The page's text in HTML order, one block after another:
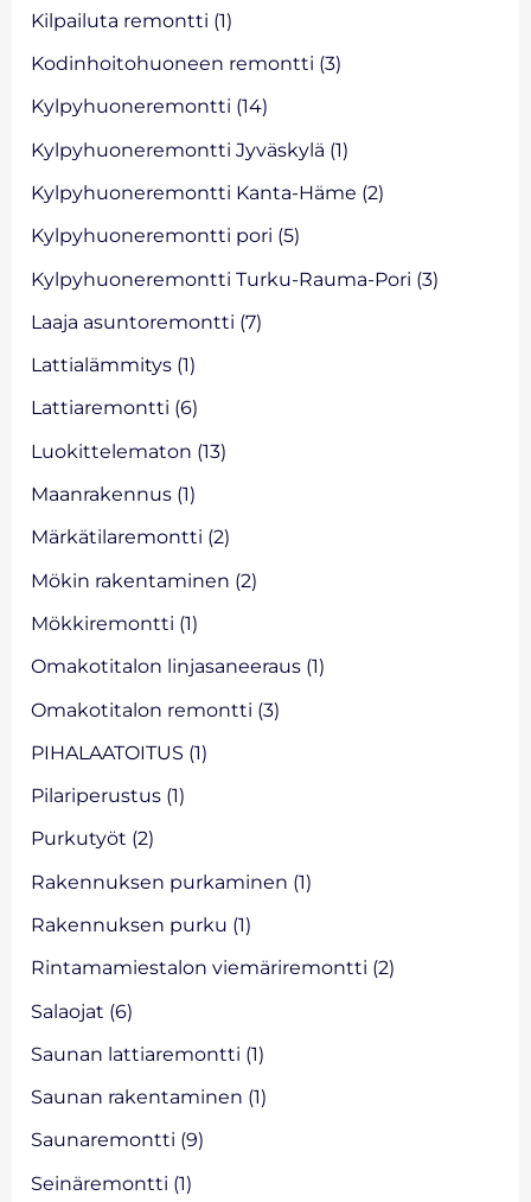
Kilpailuta remontti (1)
Kodinhoitohuoneen remontti (3)
Kylpyhuoneremontti (14)
Kylpyhuoneremontti Jyväskylä (1)
Kylpyhuoneremontti Kanta-Häme (2)
Kylpyhuoneremontti pori (5)
Kylpyhuoneremontti Turku-Rauma-Pori (3)
Laaja asuntoremontti (7)
Lattialämmitys (1)
Lattiaremontti (6)
Luokittelematon (13)
Maanrakennus (1)
Märkätilaremontti (2)
Mökin rakentaminen (2)
Mökkiremontti (1)
Omakotitalon linjasaneeraus (1)
Omakotitalon remontti (3)
PIHALAATOITUS (1)
Pilariperustus (1)
Purkutyöt (2)
Rakennuksen purkaminen (1)
Rakennuksen purku (1)
Rintamamiestalon viemäriremontti (2)
Salaojat (6)
Saunan lattiaremontti (1)
Saunan rakentaminen (1)
Saunaremontti (9)
Seinäremontti (1)